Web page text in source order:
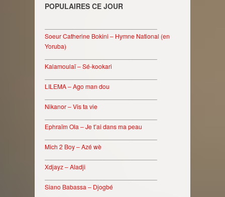
POPULAIRES CE JOUR
Soeur Catherine Bokini – Hymne National (en
Yoruba)
Kalamoulaï – Sé-kookari
LILEMA – Ago man dou
Nikanor – Vis ta vie
Ephraïm Ola – Je t’ai dans ma peau
Mich 2 Boy – Azé wè
Xdjayz – Aladji
Siano Babassa – Djogbé